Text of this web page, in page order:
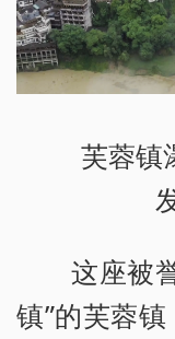
芙蓉镇
这座被
镇”的芙蓉